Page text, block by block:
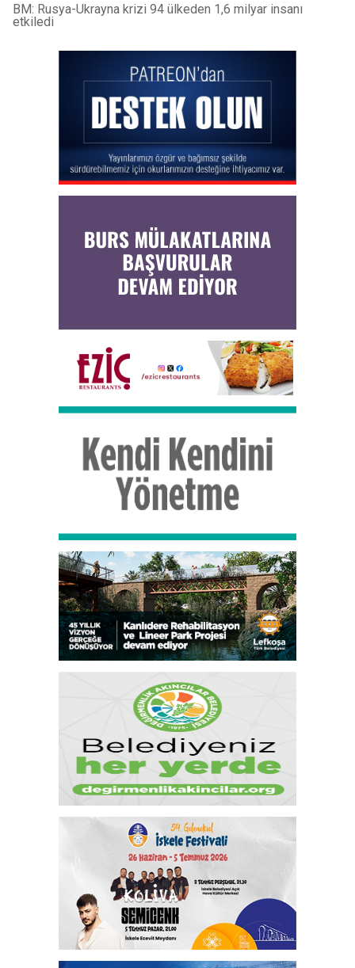
BM: Rusya-Ukrayna krizi 94 ülkeden 1,6 milyar insanı
etkiledi